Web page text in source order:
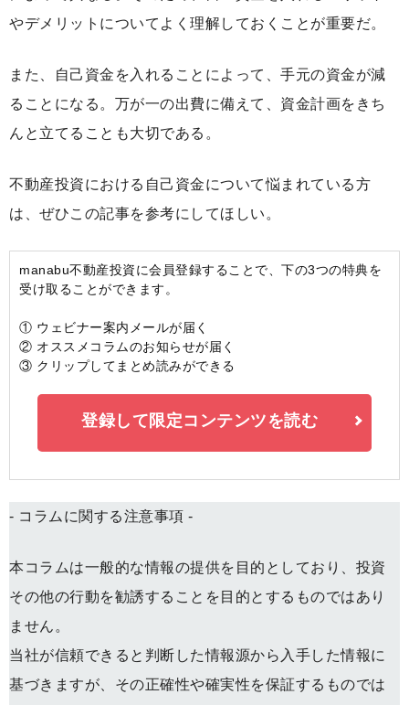
やデメリットについてよく理解しておくことが重要だ。
また、自己資金を入れることによって、手元の資金が減
ることになる。万が一の出費に備えて、資金計画をきち
んと立てることも大切である。
不動産投資における自己資金について悩まれている方
は、ぜひこの記事を参考にしてほしい。
manabu不動産投資に会員登録することで、下の3つの特典を
受け取ることができます。
① ウェビナー案内メールが届く
② オススメコラムのお知らせが届く
③ クリップしてまとめ読みができる
登録して限定コンテンツを読む
- コラムに関する注意事項 -
本コラムは一般的な情報の提供を目的としており、投資
その他の行動を勧誘することを目的とするものではあり
ません。
当社が信頼できると判断した情報源から入手した情報に
基づきますが、その正確性や確実性を保証するものでは